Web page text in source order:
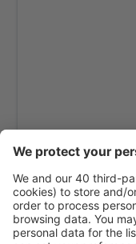
(HME)
Annaba Rabah
Bejaia